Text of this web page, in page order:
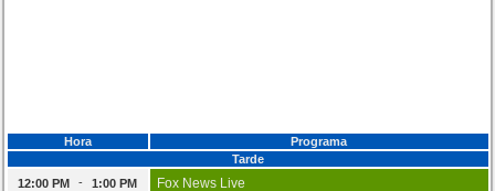
Hora
Programa
Tarde
12:00 PM
- 1:00 PM Fox News Live